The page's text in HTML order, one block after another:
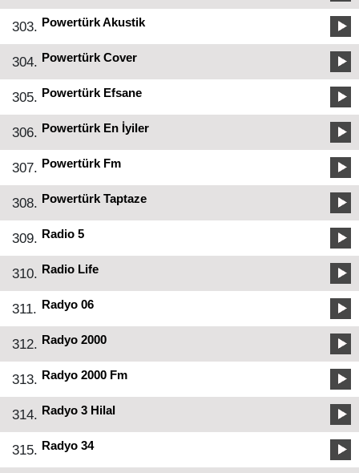
303. Powertürk Akustik
304. Powertürk Cover
305. Powertürk Efsane
306. Powertürk En İyiler
307. Powertürk Fm
308. Powertürk Taptaze
309. Radio 5
310. Radio Life
311. Radyo 06
312. Radyo 2000
313. Radyo 2000 Fm
314. Radyo 3 Hilal
315. Radyo 34